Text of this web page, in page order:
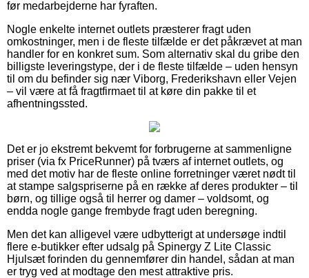
før medarbejderne har fyraften.
Nogle enkelte internet outlets præsterer fragt uden
omkostninger, men i de fleste tilfælde er det påkrævet at man
handler for en konkret sum. Som alternativ skal du gribe den
billigste leveringstype, der i de fleste tilfælde – uden hensyn
til om du befinder sig nær Viborg, Frederikshavn eller Vejen
– vil være at få fragtfirmaet til at køre din pakke til et
afhentningssted.
Det er jo ekstremt bekvemt for forbrugerne at sammenligne
priser (via fx PriceRunner) på tværs af internet outlets, og
med det motiv har de fleste online forretninger været nødt til
at stampe salgspriserne på en række af deres produkter – til
børn, og tillige også til herrer og damer – voldsomt, og
endda nogle gange frembyde fragt uden beregning.
Men det kan alligevel være udbytterigt at undersøge indtil
flere e-butikker efter udsalg på Spinergy Z Lite Classic
Hjulsæt forinden du gennemfører din handel, sådan at man
er tryg ved at modtage den mest attraktive pris.